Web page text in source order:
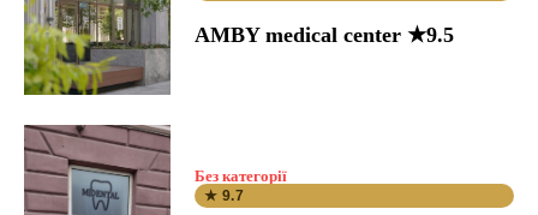
AMBY medical center ★9.5
Без категорії
★ 9.7